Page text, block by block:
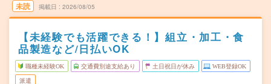
未読 掲載日 2026/08/05
【未経験でも活躍できる！】組立・加工・食
品製造など/日払いOK
職種未経験OK 交通費別途支給あり 土日祝日が休み WEB登録OK
派遣